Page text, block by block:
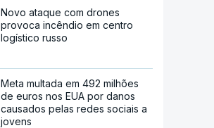
Novo ataque com drones
provoca incêndio em centro
logístico russo
Meta multada em 492 milhões
de euros nos EUA por danos
causados pelas redes sociais a
jovens